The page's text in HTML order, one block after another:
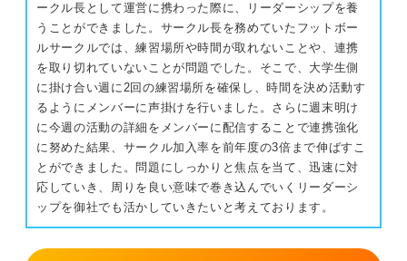
ークル長として運営に携わった際に、リーダーシップを養
うことができました。サークル長を務めていたフットボー
ルサークルでは、練習場所や時間が取れないことや、連携
を取り切れていないことが問題でした。そこで、大学生側
に掛け合い週に2回の練習場所を確保し、時間を決め活動す
るようにメンバーに声掛けを行いました。さらに週末明け
に今週の活動の詳細をメンバーに配信することで連携強化
に努めた結果、サークル加入率を前年度の3倍まで伸ばすこ
とができました。問題にしっかりと焦点を当て、迅速に対
応していき、周りを良い意味で巻き込んでいくリーダーシ
ップを御社でも活かしていきたいと考えております。